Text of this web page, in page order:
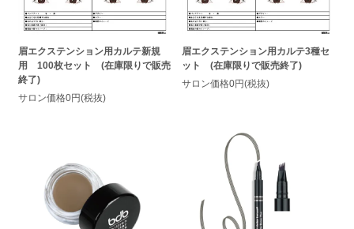
眉エクステンション用カルテ新規
用 100枚セット (在庫限りで販売
終了)
サロン価格0円(税抜)
眉エクステンション用カルテ3種セ
ット (在庫限りで販売終了)
サロン価格0円(税抜)